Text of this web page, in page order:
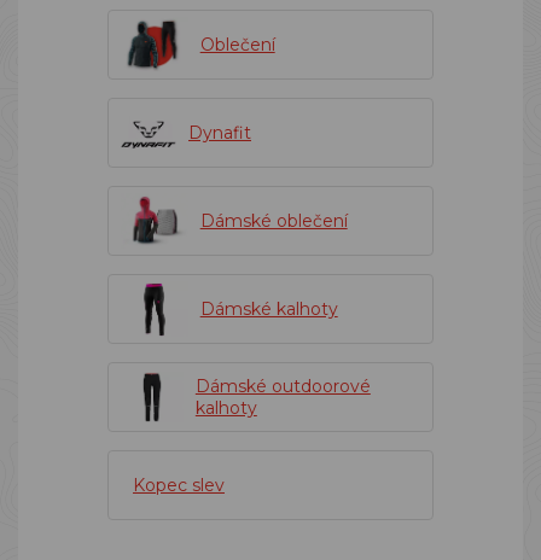
Oblečení
Dynafit
Dámské oblečení
Dámské kalhoty
Dámské outdoorové
kalhoty
Kopec slev